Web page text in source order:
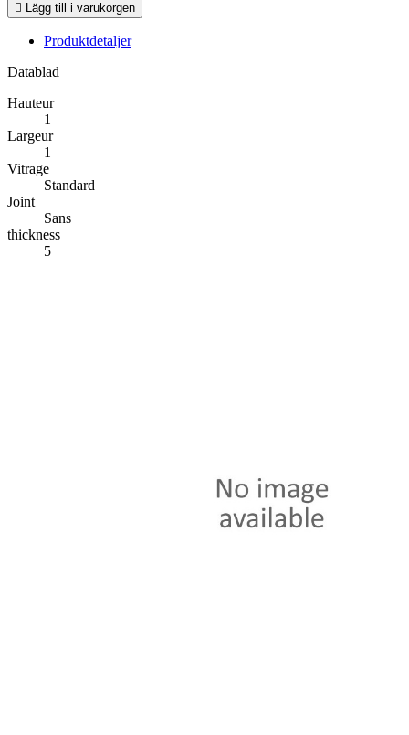
 Lägg till i varukorgen
Produktdetaljer
Datablad
Hauteur
1
Largeur
1
Vitrage
Standard
Joint
Sans
thickness
5